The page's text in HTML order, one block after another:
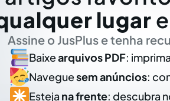
lugar e
Assine o JusPlus e tenha
Baixearquivos PDF:
Naveguesem anúncios:
Esteja na frente: descubra